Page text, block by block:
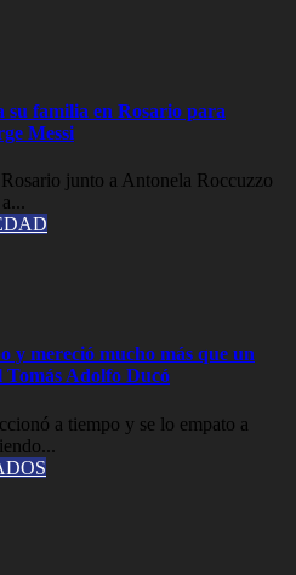
su familia en Rosario para
Messi
junto a Antonela Roccuzzo
y mereció mucho más que un
Tomás Adolfo Ducó
a tiempo y se lo empato a